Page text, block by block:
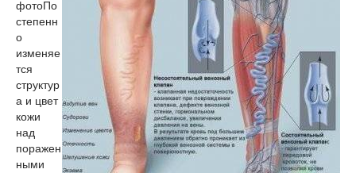
фотоПо
степенн
о
изменяе
тся
структур
а и цвет
кожи
над
поражен
ными